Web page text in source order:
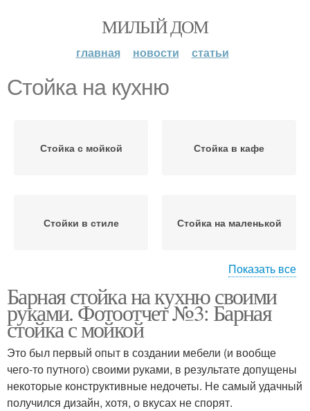
МИЛЫЙ ДОМ
главная новости статьи
Стойка на кухню
Стойка с мойкой Стойка в кафе
Стойки в стиле Стойка на маленькой
Барные стойки
Показать все
Барная стойка на кухню своими
руками. Фотоотчет №3: Барная
стойка с мойкой
Это был первый опыт в создании мебели (и вообще
чего-то путного) своими руками, в результате допущены
некоторые конструктивные недочеты. Не самый удачный
получился дизайн, хотя, о вкусах не спорят.